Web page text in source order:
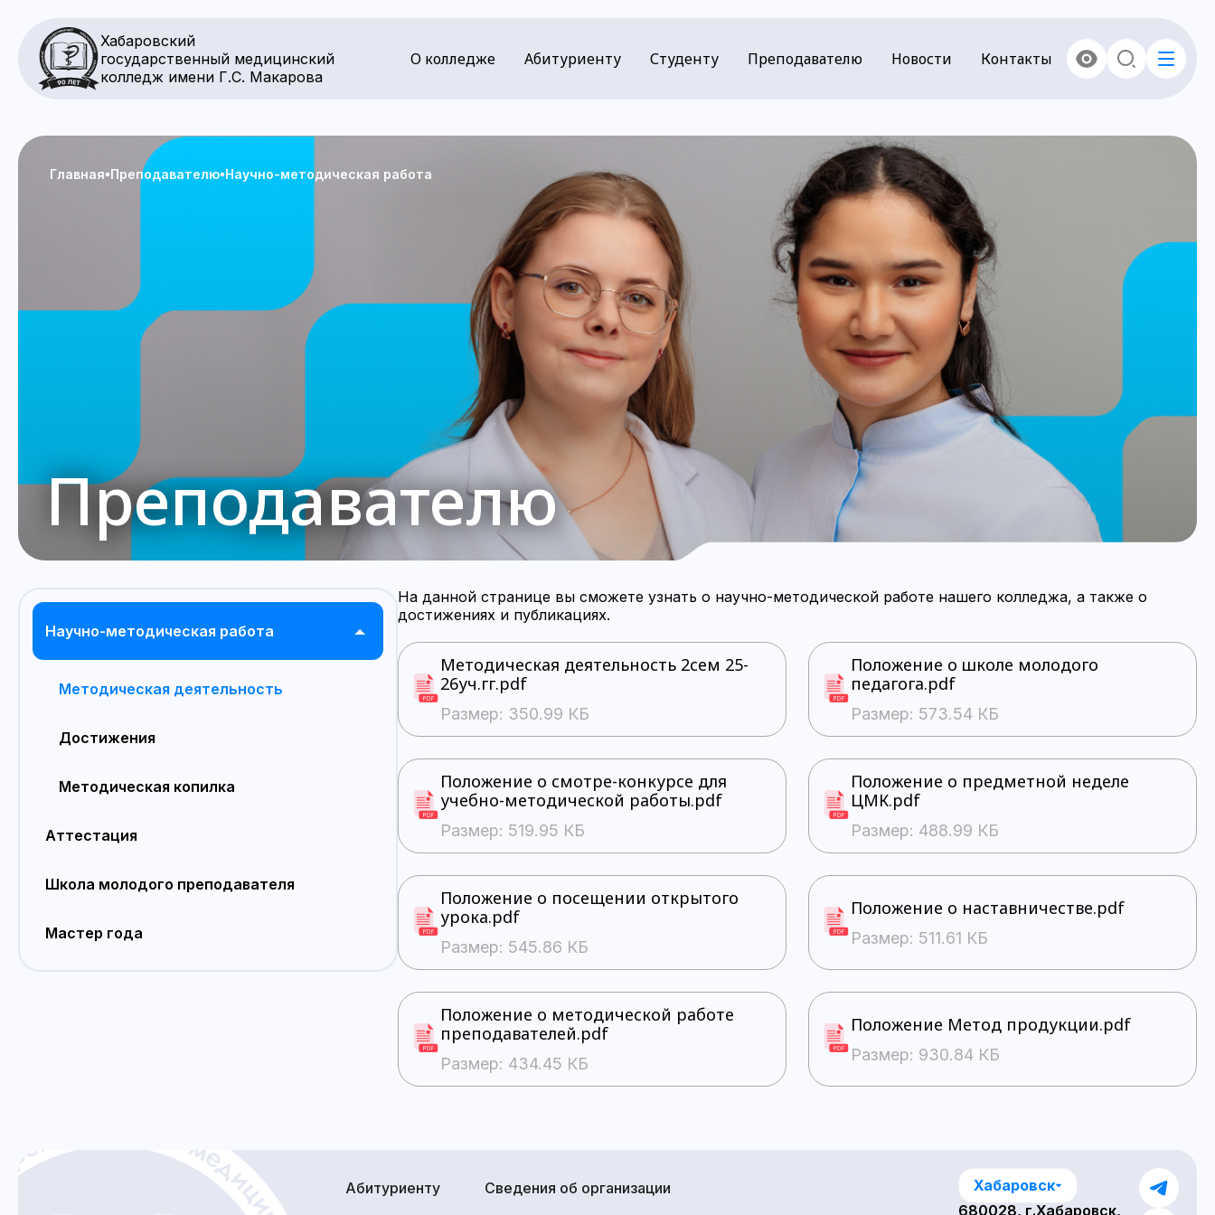
Хабаровский
государственный медицинский
колледж имени Г.С. Макарова
О колледже Абитуриенту Студенту Преподавателю Новости Контакты
Преподавателю
Главная Преподавателю Научно-методическая работа
Научно-методическая работа
Методическая деятельность
Достижения
Методическая копилка
Аттестация
Школа молодого преподавателя
Мастер года
На данной странице вы сможете узнать о научно-методической работе нашего колледжа, а также о
достижениях и публикациях.
Методическая деятельность 2сем 25-
26уч.гг.pdf
Размер: 350.99 КБ
Положение о школе молодого
педагога.pdf
Размер: 573.54 КБ
Положение о смотре-конкурсе для
учебно-методической работы.pdf
Размер: 519.95 КБ
Положение о предметной неделе
ЦМК.pdf
Размер: 488.99 КБ
Положение о посещении открытого
урока.pdf
Размер: 545.86 КБ
Положение о наставничестве.pdf
Размер: 511.61 КБ
Положение о методической работе
преподавателей.pdf
Размер: 434.45 КБ
Положение Метод продукции.pdf
Размер: 930.84 КБ
Абитуриенту Сведения об организации
Хабаровск
680028, г.Хабаровск,